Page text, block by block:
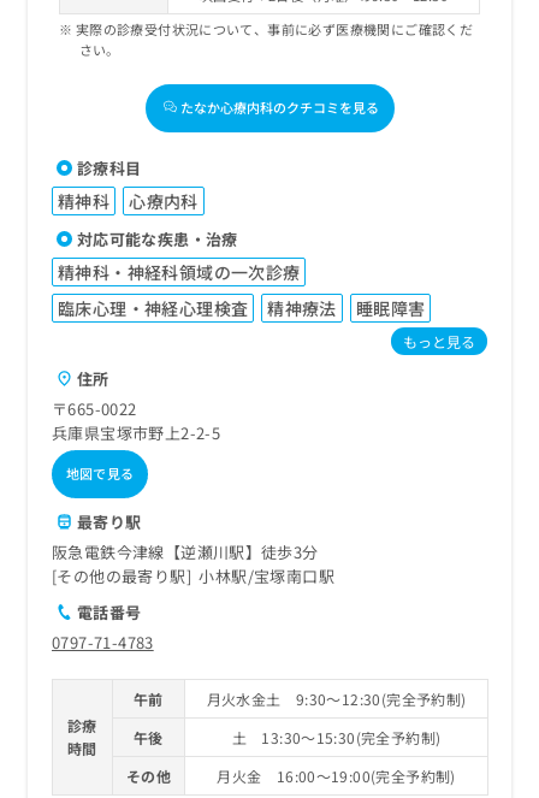
実際の診療受付状況について、事前に必ず医療機関にご確認くだ
さい。
たなか心療内科のクチコミを見る
診療科目
精神科 心療内科
対応可能な疾患・治療
精神科・神経科領域の一次診療
臨床心理・神経心理検査
精神療法 睡眠障害
もっと見る
住所
〒665-0022
兵庫県宝塚市野上2-2-5
地図で見る
最寄り駅
阪急電鉄今津線【逆瀬川駅】徒歩3分
その他の最寄り駅
小林駅 宝塚南口駅
電話番号
0797-71-4783
診療
時間
午前
月火水金土 9:30～12:30(完全予約制)
午後
土 13:30～15:30(完全予約制)
その他
月火金 16:00～19:00(完全予約制)